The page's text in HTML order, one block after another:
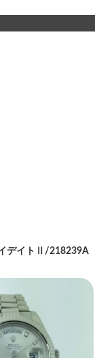
デイトⅡ/218239A